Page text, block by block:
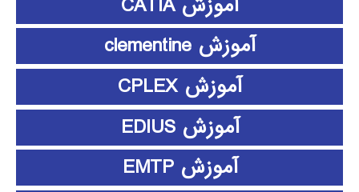
آموزش clementine
آموزش CPLEX
آموزش EDIUS
آموزش EMTP